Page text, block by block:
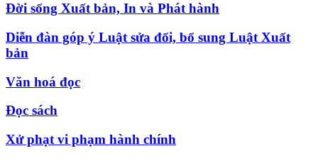
Đời sống Xuất bản, In và Phát hành
Diễn đàn góp ý Luật sửa đổi, bổ sung Luật Xuất
bản
Văn hoá đọc
Đọc sách
Xử phạt vi phạm hành chính